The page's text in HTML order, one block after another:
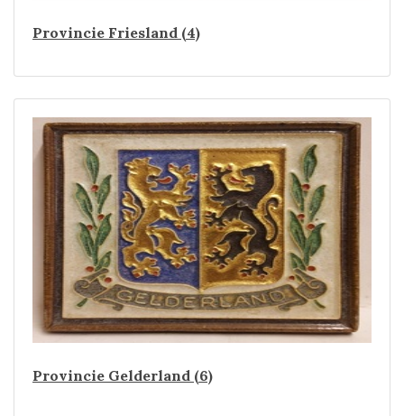
Provincie Friesland (4)
Provincie Gelderland (6)